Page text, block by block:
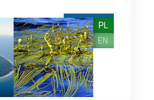
PL
EN